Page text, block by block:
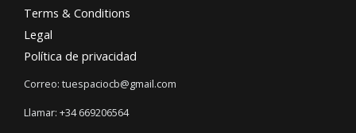
Terms & Conditions
Legal
Política de privacidad
Correo: tuespaciocb@gmail.com
Llamar: +34 669206564